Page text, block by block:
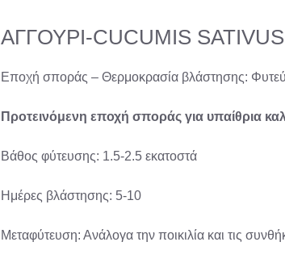
ΑΓΓΟΥΡΙ-CUCUMIS SATIVUS
Εποχή σποράς – Θερμοκρασία βλάστησης:
Προτεινόμενη εποχή σποράς για υπαίθρια
Βάθος φύτευσης: 1.5-2.5 εκατοστά
Ημέρες βλάστησης: 5-10
Μεταφύτευση: Ανάλογα την ποικιλία και τις